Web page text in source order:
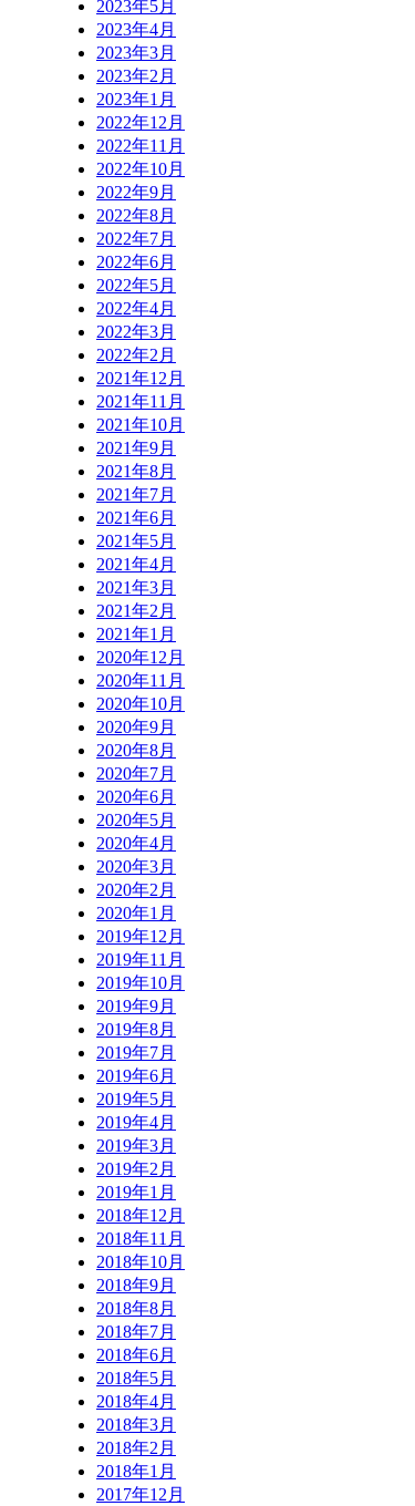
2023年5月
2023年4月
2023年3月
2023年2月
2023年1月
2022年12月
2022年11月
2022年10月
2022年9月
2022年8月
2022年7月
2022年6月
2022年5月
2022年4月
2022年3月
2022年2月
2021年12月
2021年11月
2021年10月
2021年9月
2021年8月
2021年7月
2021年6月
2021年5月
2021年4月
2021年3月
2021年2月
2021年1月
2020年12月
2020年11月
2020年10月
2020年9月
2020年8月
2020年7月
2020年6月
2020年5月
2020年4月
2020年3月
2020年2月
2020年1月
2019年12月
2019年11月
2019年10月
2019年9月
2019年8月
2019年7月
2019年6月
2019年5月
2019年4月
2019年3月
2019年2月
2019年1月
2018年12月
2018年11月
2018年10月
2018年9月
2018年8月
2018年7月
2018年6月
2018年5月
2018年4月
2018年3月
2018年2月
2018年1月
2017年12月